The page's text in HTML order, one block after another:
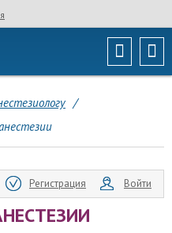
/
Регистрация Войти